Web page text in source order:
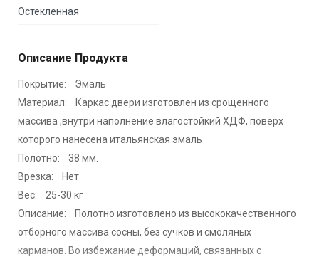
Остекленная
Описание Продукта
Покрытие: Эмаль
Материал: Каркас двери изготовлен из срощенного
массива ,внутри наполнение влагостойкий ХДФ, поверх
которого нанесена итальянская эмаль
Полотно: 38 мм.
Врезка: Нет
Вес: 25-30 кг
Описание: Полотно изготовлено из высококачественного
отборного массива сосны, без сучков и смоляных
карманов. Во избежание деформаций, связанных с